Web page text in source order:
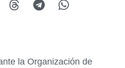
la Organización de